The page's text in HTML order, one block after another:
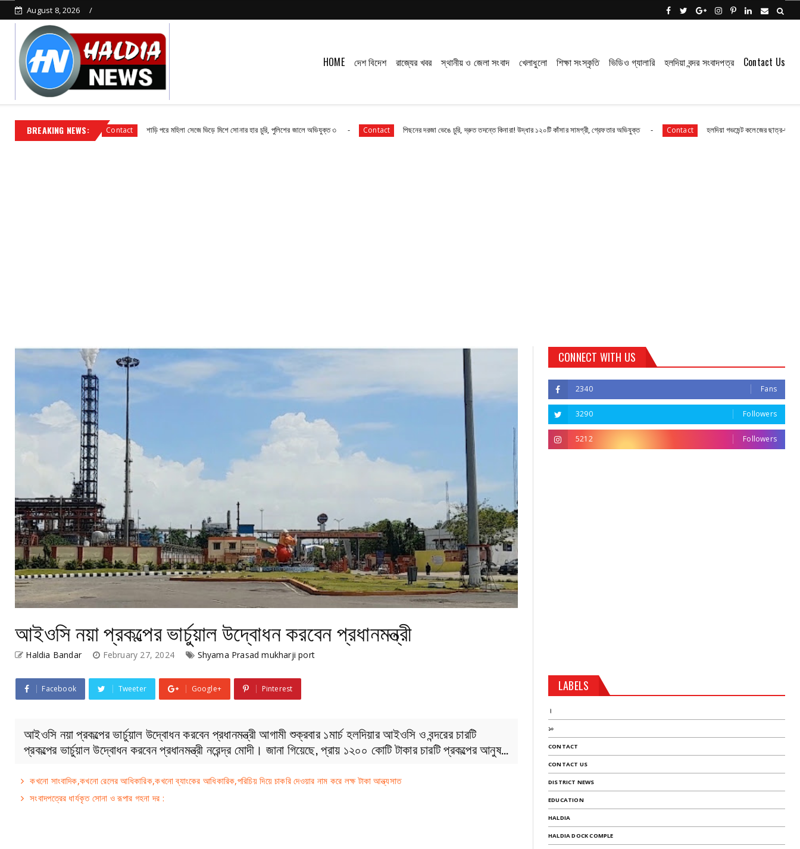
August 8, 2026
HOME দেশ বিদেশ রাজ্যের খবর স্থানীয় ও জেলা সংবাদ খেলাধুলো শিক্ষা সংস্কৃতি ভিডিও গ্যালারি হলদিয়া বন্দর সংবাদপত্র Contact Us
BREAKING NEWS:
সুভাষ পাঁজা Contact শাড়ি পরে মহিলা সেজে ভিড়ে মিশে সোনার হার চুরি, পুলিশের জালে অভিযুক্ত ৩ Contact পিছনের দরজা ভেঙে চুরি, দ্রুত তদন্তে কিনারা! উদ্ধার ১২০টি কাঁসার সামগ্রী, গ্রেফতার অভিযুক্ত Contact হলদিয়া গভমেন্ট কলেজের ছাত্র-ছাত্রীরা রয়েছে
আইওসি নয়া প্রকল্পের ভার্চুয়াল উদ্বোধন করবেন প্রধানমন্ত্রী
Haldia Bandar February 27, 2024 Shyama Prasad mukharji port
Facebook Tweeter Google+ Pinterest
আইওসি নয়া প্রকল্পের ভার্চুয়াল উদ্বোধন করবেন প্রধানমন্ত্রী আগামী শুক্রবার ১মার্চ হলদিয়ার আইওসি ও বন্দরের চারটি
প্রকল্পের ভার্চুয়াল উদ্বোধন করবেন প্রধানমন্ত্রী নরেন্দ্র মোদী। জানা গিয়েছে, প্রায় ১২০০ কোটি টাকার চারটি প্রকল্পের আনুষ…
কখনো সাংবাদিক,কখনো রেলের আধিকারিক,কখনো ব্যাংকের আধিকারিক,পরিচিয় দিয়ে চাকরি দেওয়ার নাম করে লক্ষ টাকা আন্ত্যসাত
সংবাদপত্রের ধার্যকৃত সোনা ও রূপার গহনা দর :
CONNECT WITH US
2340 Fans
3290 Followers
5212 Followers
LABELS
।
১০
CONTACT
CONTACT US
DISTRICT NEWS
EDUCATION
HALDIA
HALDIA DOCK COMPLE